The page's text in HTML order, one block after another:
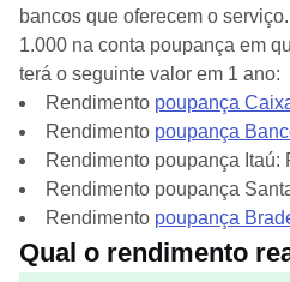
bancos que oferecem o
1.000 na conta poupança em
terá o seguinte valor em 1 ano:
Rendimento poupança
Rendimento poupança
Rendimento poupança Itaú:
Rendimento poupança
Rendimento poupança
Qual o rendimento